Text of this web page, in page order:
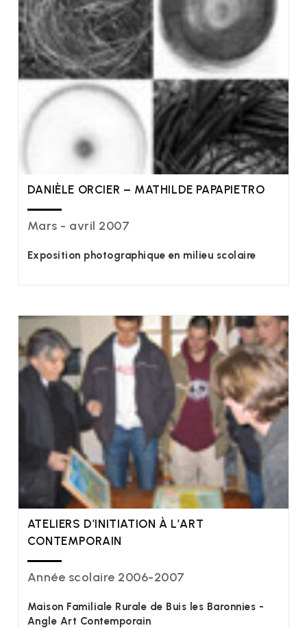
DANIÈLE ORCIER – MATHILDE PAPAPIETRO
Mars - avril 2007
Exposition photographique en milieu scolaire
ATELIERS D’INITIATION À L’ART
CONTEMPORAIN
Année scolaire 2006-2007
Maison Familiale Rurale de Buis les Baronnies -
Angle Art Contemporain